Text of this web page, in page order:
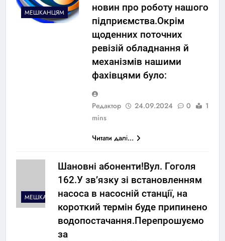
МЕШКАНЦЯМ
новин про роботу нашого
підприємства.Окрім
щоденних поточних
ревізій обладнання й
механізмів нашими
фахівцями було:
Редактор 24.09.2024 0
1
mins
Читати далі...
МЕШКАНЦЯМ
Шановні абоненти!Вул. Гоголя
162.У зв’язку зі встановленням
насоса в насосній станції, на
короткий термін буде припинено
водопостачання.Перепрошуємо
за